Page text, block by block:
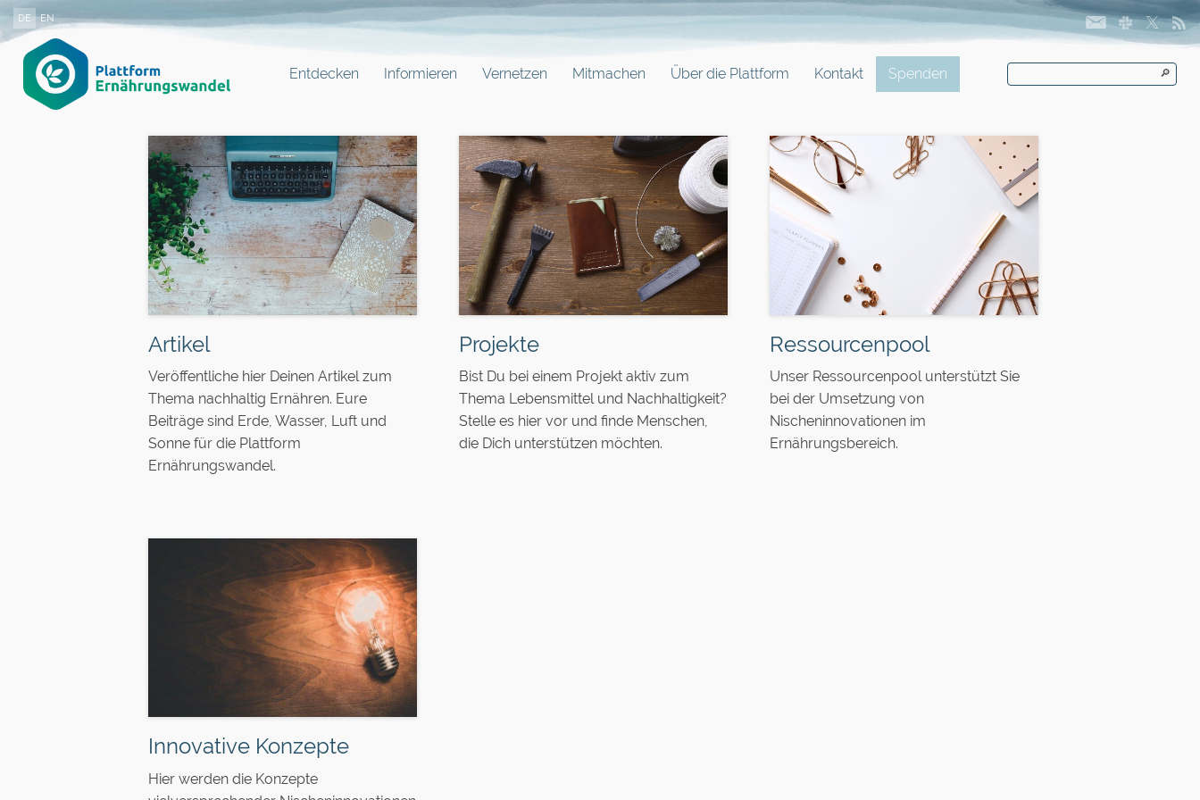
DE EN
Entdecken Informieren Vernetzen Mitmachen Über die Plattform Kontakt Spenden 🔎
Artikel
Veröffentliche hier Deinen Artikel zum
Thema nachhaltig Ernähren. Eure
Beiträge sind Erde, Wasser, Luft und
Sonne für die Plattform
Ernährungswandel.
Projekte
Bist Du bei einem Projekt aktiv zum
Thema Lebensmittel und Nachhaltigkeit?
Stelle es hier vor und finde Menschen,
die Dich unterstützen möchten.
Ressourcenpool
Unser Ressourcenpool unterstützt Sie
bei der Umsetzung von
Nischeninnovationen im
Ernährungsbereich.
Innovative Konzepte
Hier werden die Konzepte